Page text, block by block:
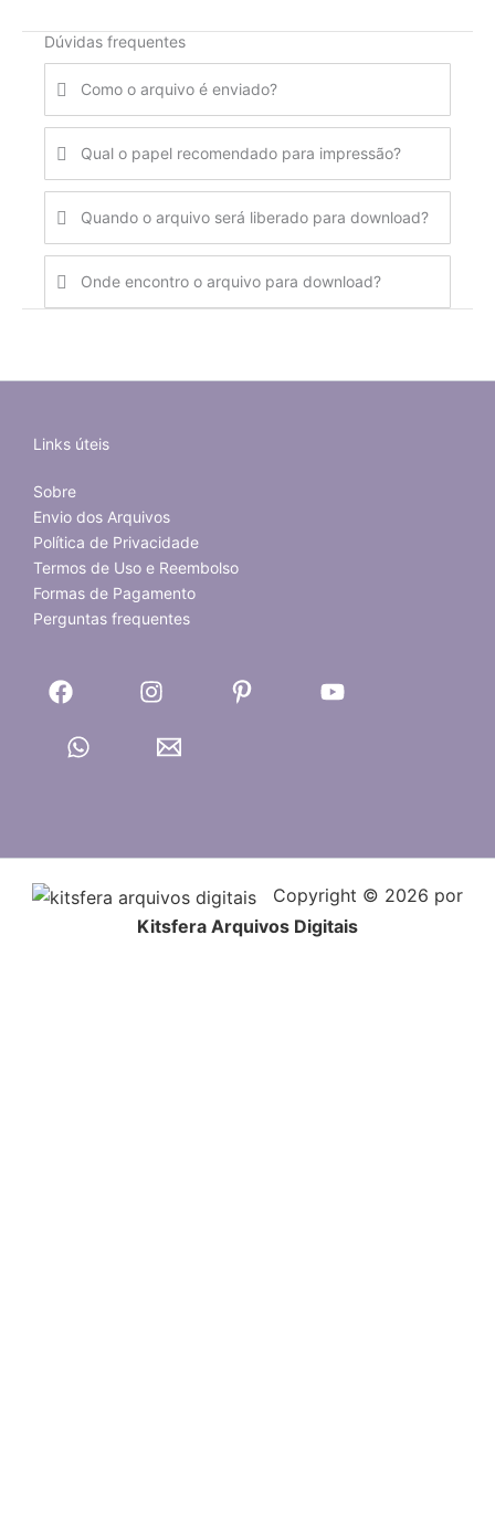
Dúvidas frequentes
Como o arquivo é enviado?
Qual o papel recomendado para impressão?
Quando o arquivo será liberado para download?
Onde encontro o arquivo para download?
Links úteis
Sobre
Envio dos Arquivos
Política de Privacidade
Termos de Uso e Reembolso
Formas de Pagamento
Perguntas frequentes
Copyright © 2026 por
Kitsfera Arquivos Digitais